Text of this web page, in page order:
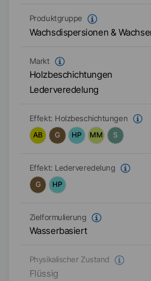
Produktgruppe
Wachsdispersionen &
Markt
Holzbeschichtungen
Lederveredelung
Effekt: Holzbeschichtungen
AB
G HP MM S
Effekt: Lederveredelung
G
HP
Zielformulierung
Wasserbasiert
Physikalischer Zustand
Flüssig